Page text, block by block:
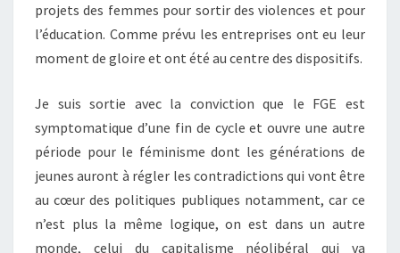
projets des femmes pour sortir des violences et pour
l’éducation. Comme prévu les entreprises ont eu leur
moment de gloire et ont été au centre des dispositifs.
Je suis sortie avec la conviction que le FGE est
symptomatique d’une fin de cycle et ouvre une autre
période pour le féminisme dont les générations de
jeunes auront à régler les contradictions qui vont être
au cœur des politiques publiques notamment, car ce
n’est plus la même logique, on est dans un autre
monde, celui du capitalisme néolibéral qui va